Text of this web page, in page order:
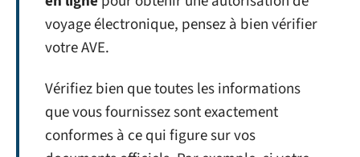
voyage électronique, pensez à bien vérifier
votre AVE.
Vérifiez bien que toutes les informations
que vous fournissez sont exactement
conformes à ce qui figure sur vos